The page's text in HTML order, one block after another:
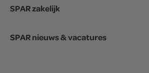
SPAR zakelijk
SPAR nieuws & vacatures